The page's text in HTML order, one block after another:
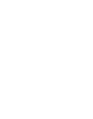
Preis: 69,99 €